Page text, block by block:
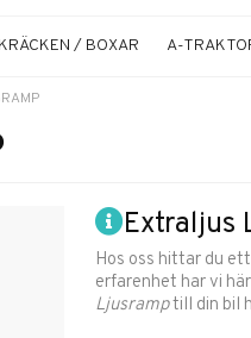
/ BOXAR A-
Extraljus
Hos oss hittar du
erfarenhet har vi
Ljusramptill din bil